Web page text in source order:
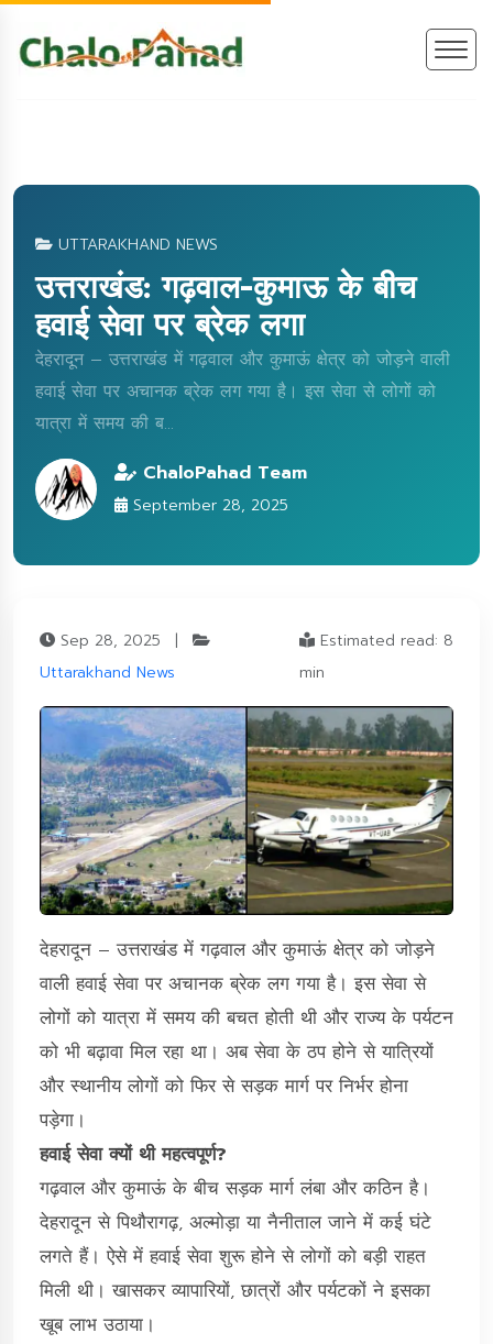
UTTARAKHAND NEWS
उत्तराखंड: गढ़वाल-कुमाऊ के बीच
हवाई सेवा पर ब्रेक लगा
देहरादून – उत्तराखंड में गढ़वाल और कुमाऊं क्षेत्र को जोड़ने वाली
हवाई सेवा पर अचानक ब्रेक लग गया है। इस सेवा से लोगों को
यात्रा में समय की ब...
ChaloPahad Team
September 28, 2025
Sep 28, 2025
|
Uttarakhand News
Estimated read: 8
min
देहरादून – उत्तराखंड में गढ़वाल और कुमाऊं क्षेत्र को जोड़ने
वाली हवाई सेवा पर अचानक ब्रेक लग गया है। इस सेवा से
लोगों को यात्रा में समय की बचत होती थी और राज्य के पर्यटन
को भी बढ़ावा मिल रहा था। अब सेवा के ठप होने से यात्रियों
और स्थानीय लोगों को फिर से सड़क मार्ग पर निर्भर होना
पड़ेगा।
हवाई सेवा क्यों थी महत्वपूर्ण?
गढ़वाल और कुमाऊं के बीच सड़क मार्ग लंबा और कठिन है।
देहरादून से पिथौरागढ़, अल्मोड़ा या नैनीताल जाने में कई घंटे
लगते हैं। ऐसे में हवाई सेवा शुरू होने से लोगों को बड़ी राहत
मिली थी। खासकर व्यापारियों, छात्रों और पर्यटकों ने इसका
खूब लाभ उठाया।